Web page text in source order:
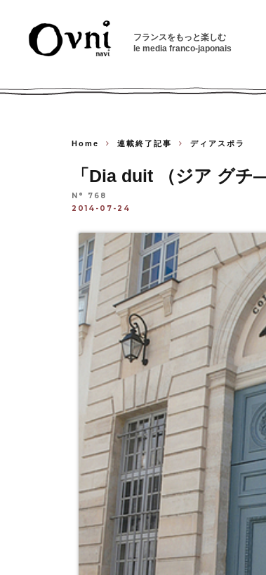
フランスをもっと楽しむ
le media franco-japonais
Home 連載終了記事 ディアスポラ
「Dia duit （ジア グチ
N° 768
2014-07-24